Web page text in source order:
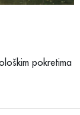
pokretima